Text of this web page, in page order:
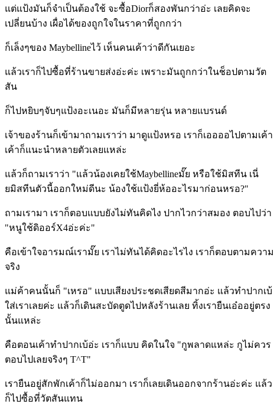
แต่แป้งมันก็จำเป็นต้องใช้ จะซื้อDiorก็สองพันกว่าอ่ะ เลยคิดจะ
เปลี่ยนบ้าง เผื่อได้ของถูกใจในราคาที่ถูกกว่า
ก็เล็งๆของ Maybellineไว้ เห็นคนเค้าว่าดีกันเยอะ
แล้วเราก็ไปซื้อที่ร้านขายส่งอ่ะค่ะ เพราะมันถูกกว่าในช็อปตามวัต
สัน
ก็ไปหยิบๆจับๆแป้งอะเนอะ มันก็มีหลายรุ่น หลายแบรนด์
เจ้าของร้านก็เข้ามาถามเราว่า มาดูแป้งหรอ เราก็เออออไปตามเค้า
เค้าก็แนะนำหลายตัวเลยแหล่ะ
แล้วก็ถามเราว่า "แล้วน้องเคยใช้Maybellineมั๊ย หรือใช้มิสทีน เนี่
ยมิสทีนตัวนี้ออกใหม่ดีนะ น้องใช้แป้งยี่ห้ออะไรมาก่อนหรอ?"
ถามเรามา เราก็ตอบแบบยังไม่ทันคิดไง ปากไวกว่าสมอง ตอบไปว่า
"หนูใช้ดิออร์X4อ่ะค่ะ"
คือเข้าใจอารมณ์เรามั๊ย เราไม่ทันได้คิดอะไรไง เราก็ตอบตามความ
จริง
แม่ค้าคนนั้นก็ "เหรอ" แบบเสียงประชดเสียดสีมากอ่ะ แล้วทำปากเบ้
ใส่เราเลยค่ะ แล้วก็เดินสะบัดตูดไปหลังร้านเลย ทิ้งเรายืนเอ๋ออยู่ตรง
นั้นแหล่ะ
คือตอนเค้าทำปากเบ้อ่ะ เราก็แบบ คิดในใจ "กูพลาดแหล่ะ กูไม่ควร
ตอบไปเลยจริงๆ T^T"
เรายืนอยู่สักพักเค้าก็ไม่ออกมา เราก็เลยเดินออกจากร้านอ่ะค่ะ แล้ว
ก็ไปซื้อที่วัตสันแทน